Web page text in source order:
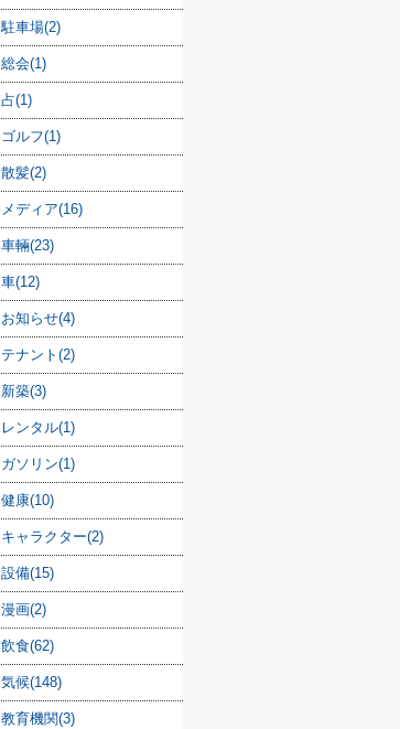
駐車場(2)
総会(1)
占(1)
ゴルフ(1)
散髪(2)
メディア(16)
車輛(23)
車(12)
お知らせ(4)
テナント(2)
新築(3)
レンタル(1)
ガソリン(1)
健康(10)
キャラクター(2)
設備(15)
漫画(2)
飲食(62)
気候(148)
教育機関(3)